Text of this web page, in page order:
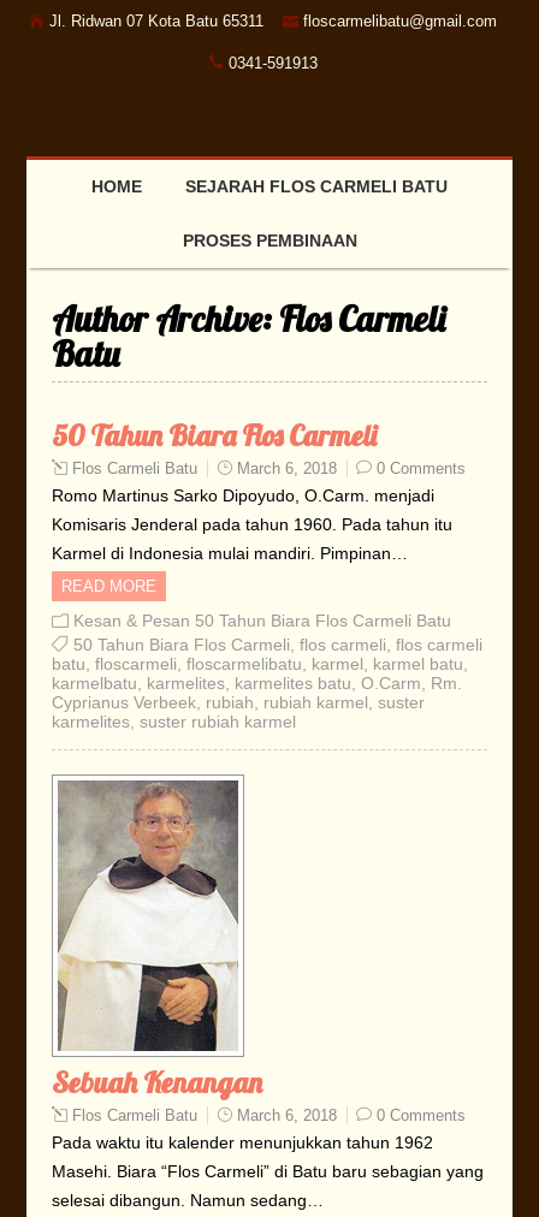
Jl. Ridwan 07 Kota Batu 65311 floscarmelibatu@gmail.com
0341-591913
HOME SEJARAH FLOS CARMELI BATU
PROSES PEMBINAAN
Author Archive:Flos Carmeli
Batu
50 Tahun Biara Flos Carmeli
Flos Carmeli Batu March 6, 2018 0 Comments
Romo Martinus Sarko Dipoyudo, O.Carm. menjadi
Komisaris Jenderal pada tahun 1960. Pada tahun itu
Karmel di Indonesia mulai mandiri. Pimpinan…
READ MORE
Kesan & Pesan 50 Tahun Biara Flos Carmeli Batu
50 Tahun Biara Flos Carmeli flos carmeli flos carmeli
batu floscarmeli floscarmelibatu karmel karmel batu
karmelbatu
karmelites, karmelites batu O.Carm
Rm.
Cyprianus Verbeek, rubiah rubiah karmel suster
karmelites, suster rubiah karmel
Sebuah Kenangan
Flos Carmeli Batu March 6, 2018 0 Comments
Pada waktu itu kalender menunjukkan tahun 1962
Masehi. Biara “Flos Carmeli” di Batu baru sebagian yang
selesai dibangun. Namun sedang…